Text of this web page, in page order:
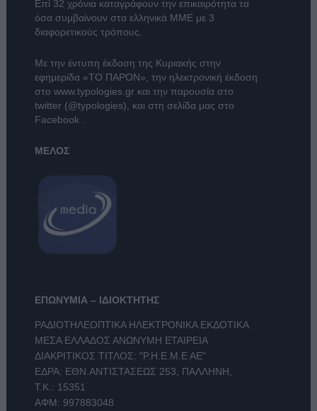
Επί 32 χρόνια καταγράφουν την επικαιρότητα τα
όσα συμβαίνουν στα ελληνικά ΜΜΕ με 3
διαφορετικούς τρόπους.
Με την έντυπη έκδοση της Κυριακής στην
εφημερίδα «ΤΟ ΠΑΡΟΝ» , την ηλεκτρονική έκδοση
στο www.typologies.grκαι την παρουσία στο
twitter (@typologies) , και στη σελίδα μας στο
Facebook
ΜΕΛΟΣ
ΕΠΩΝΥΜΙΑ – ΙΔΙΟΚΤΗΤΗΣ
ΡΑΔΙΟΤΗΛΕΟΠΤΙΚΑ ΗΛΕΚΤΡΟΝΙΚΑ ΕΚΔΟΤΙΚΑ
ΜΕΣΑ ΕΛΛΑΔΟΣ ΑΝΩΝΥΜΗ ΕΤΑΙΡΕΙΑ
ΔΙΑΚΡΙΤΙΚΟΣ ΤΙΤΛΟΣ: "Ρ.Η.Ε.Μ.Ε ΑΕ"
ΕΔΡΑ: ΕΘΝ.ΑΝΤΙΣΤΑΣΕΩΣ 253, ΠΑΛΛΗΝΗ,
Τ.Κ.: 15351
ΑΦΜ: 997883048